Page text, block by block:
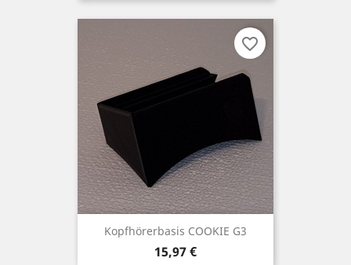
Kopfhörerbasis COOKIE G3
Preis
15,97 €
favorite_border